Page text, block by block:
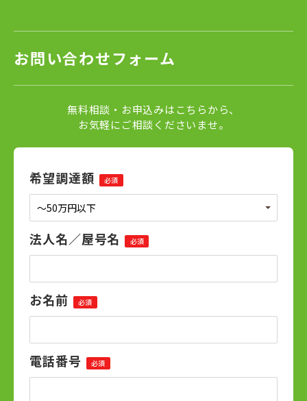
お問い合わせフォーム
無料相談・お申込みはこちらから、
お気軽にご相談くださいませ。
希望調達額 必須
法人名／屋号名 必須
お名前 必須
電話番号 必須